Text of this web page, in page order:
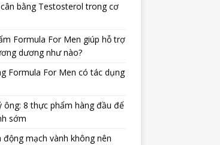
bằng Testosterol trong cơ
Formula For Men giúp hỗ trợ
dương như nào?
Formula For Men có tác dụng
ông: 8 thực phẩm hàng đầu để
sớm
động mạch vành không nên